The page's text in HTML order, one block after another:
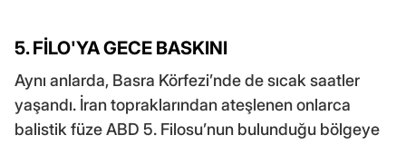
5. FİLO'YA GECE BASKINI
Aynı anlarda, Basra Körfezi’nde de sıcak saatler
yaşandı. İran topraklarından ateşlenen onlarca
balistik füze ABD 5. Filosu’nun bulunduğu bölgeye